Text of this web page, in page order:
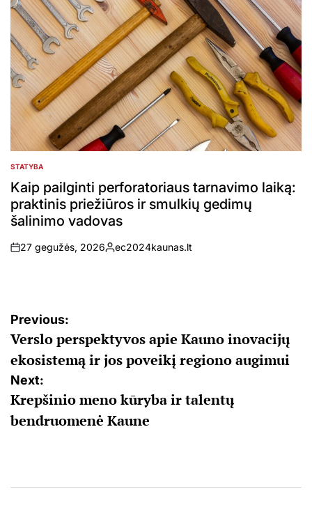
POSTED
IN
STATYBA
Kaip pailginti perforatoriaus tarnavimo laiką:
praktinis priežiūros ir smulkių gedimų
šalinimo vadovas
on
27 gegužės, 2026
Posted
ec2024kaunas.lt
Navigacija
tarp
įrašų
Previous:
Verslo perspektyvos apie Kauno inovacijų
ekosistemą ir jos poveikį regiono augimui
Next:
Krepšinio meno kūryba ir talentų
bendruomenė Kaune